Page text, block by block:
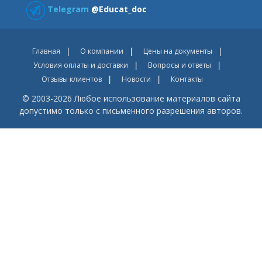
Telegram @Educat_doc
Главная О компании
Цены на документы
Условия оплаты и доставки
Вопросы и ответы
Отзывы клиентов
Новости Контакты
© 2003-2026 Любое использование материалов сайта
допустимо только с письменного разрешения авторов.